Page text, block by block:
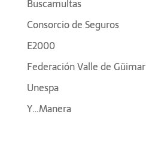
Buscamultas
Consorcio de Seguros
E2000
Federación Valle de Güimar
Unespa
Y…Manera